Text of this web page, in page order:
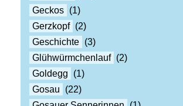
Geckos (1)
Gerzkopf (2)
Geschichte (3)
Glühwürmchenlauf (2)
Goldegg
(1)
Gosau
(22)